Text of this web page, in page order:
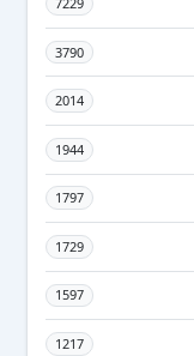
3790
2014
1944
1797
1729
1597
1217